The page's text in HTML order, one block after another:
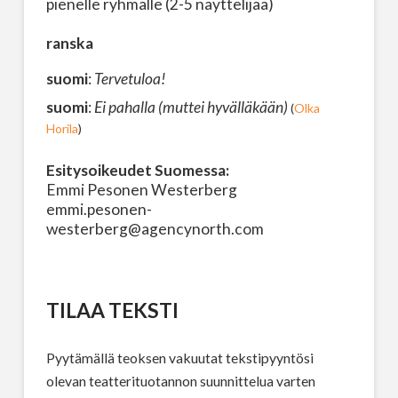
pienelle ryhmälle (2-5 näyttelijää)
ranska
suomi:Tervetuloa!
suomi:Ei pahalla (muttei hyvälläkään) (Olka
Horila)
Esitysoikeudet Suomessa:
Emmi Pesonen Westerberg
emmi.pesonen-
westerberg@agencynorth.com
TILAA TEKSTI
Pyytämällä teoksen vakuutat tekstipyyntösi
olevan teatterituotannon suunnittelua varten